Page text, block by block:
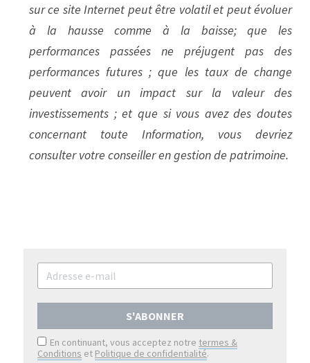
sur ce site Internet peut être volatil et peut évoluer
à la hausse comme à la baisse; que les
performances passées ne préjugent pas des
performances futures ; que les taux de change
peuvent avoir un impact sur la valeur des
investissements ; et que si vous avez des doutes
concernant toute Information, vous devriez
consulter votre conseiller en gestion de patrimoine.
S'ABONNER
En continuant, vous acceptez notre termes &
Conditions et Politique de confidentialité.